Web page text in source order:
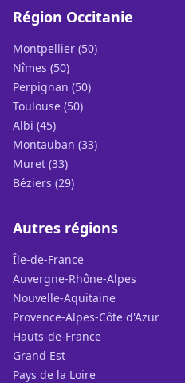
Région Occitanie
Montpellier (50)
Nîmes (50)
Perpignan (50)
Toulouse (50)
Albi (45)
Montauban (33)
Muret (33)
Béziers (29)
Autres régions
Île-de-France
Auvergne-Rhône-Alpes
Nouvelle-Aquitaine
Provence-Alpes-Côte d'Azur
Hauts-de-France
Grand Est
Pays de la Loire